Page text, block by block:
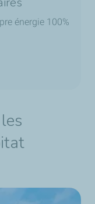
énergie 100%